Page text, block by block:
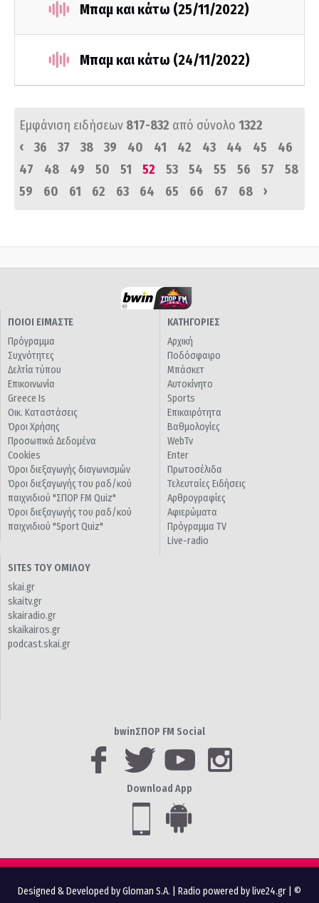
Μπαμ και κάτω (25/11/2022)
Μπαμ και κάτω (24/11/2022)
Εμφάνιση ειδήσεων 817-832 από σύνολο 1322
‹
36 37 38 39 40 41 42 43 44 45
46
47
48 49 50 51 52 53 54 55 56 57
58
59
60 61 62 63 64 65 66 67 68 ›
ΠΟΙΟΙ ΕΙΜΑΣΤΕ
Πρόγραμμα
Συχνότητες
Δελτία τύπου
Επικοινωνία
Greece Is
Οικ. Καταστάσεις
Όροι Χρήσης
Προσωπικά Δεδομένα
Cookies
Όροι διεξαγωγής διαγωνισμών
Όροι διεξαγωγής του ραδ/κού
παιχνιδιού "ΣΠΟΡ FM Quiz"
Όροι διεξαγωγής του ραδ/κού
παιχνιδιού "Sport Quiz"
ΚΑΤΗΓΟΡΙΕΣ
Αρχική
Ποδόσφαιρο
Μπάσκετ
Αυτοκίνητο
Sports
Επικαιρότητα
Βαθμολογίες
WebTv
Enter
Πρωτοσέλιδα
Τελευταίες Ειδήσεις
Αρθρογραφίες
Αφιερώματα
Πρόγραμμα TV
Live-radio
SITES ΤΟΥ ΟΜΙΛΟΥ
skai.gr
skaitv.gr
skairadio.gr
skaikairos.gr
podcast.skai.gr
bwinΣΠΟΡ FM Social
Download App
Designed & Developed by Gloman S.A. Radio powered by live24.gr | ©